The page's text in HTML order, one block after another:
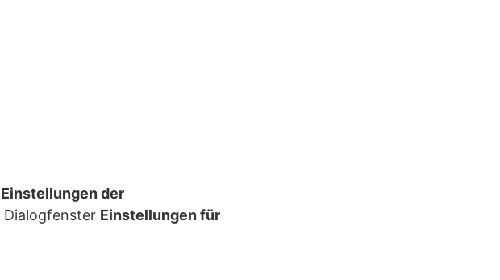
Einstellungen der
Einstellungen für